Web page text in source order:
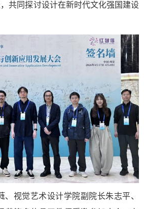
共同探讨设计在新时代文化强国建设
、视觉艺术设计学院副院长朱志平、